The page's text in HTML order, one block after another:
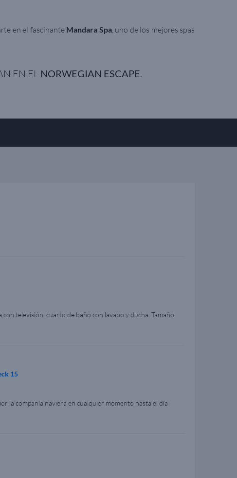
en el fascinante Mandara Spa, uno de los mejores spas
EN EL NORWEGIAN ESCAPE.
televisión, cuarto de baño con lavabo y ducha. Tamaño
15
la compañía naviera en cualquier momento hasta el día
Dentro de la misma categoría de camarote, el tamaño, la